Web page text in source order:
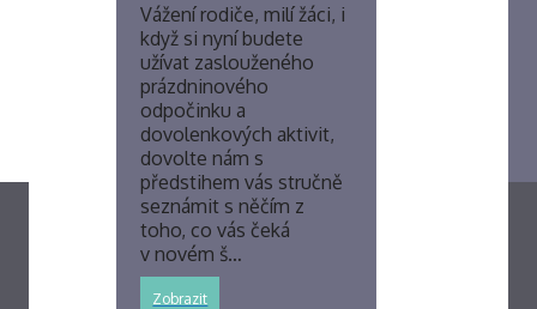
Vážení rodiče, milí žáci, i
když si nyní budete
užívat zaslouženého
prázdninového
odpočinku a
dovolenkových aktivit,
dovolte nám s
předstihem vás stručně
seznámit s něčím z
toho, co vás čeká
v novém š…
Zobrazit